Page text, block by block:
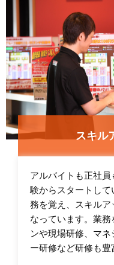
スキル
アルバイトも正社
験からスタートし
務を覚え、スキル
なっています。業
ンや現場研修、マ
ー研修など研修も豊